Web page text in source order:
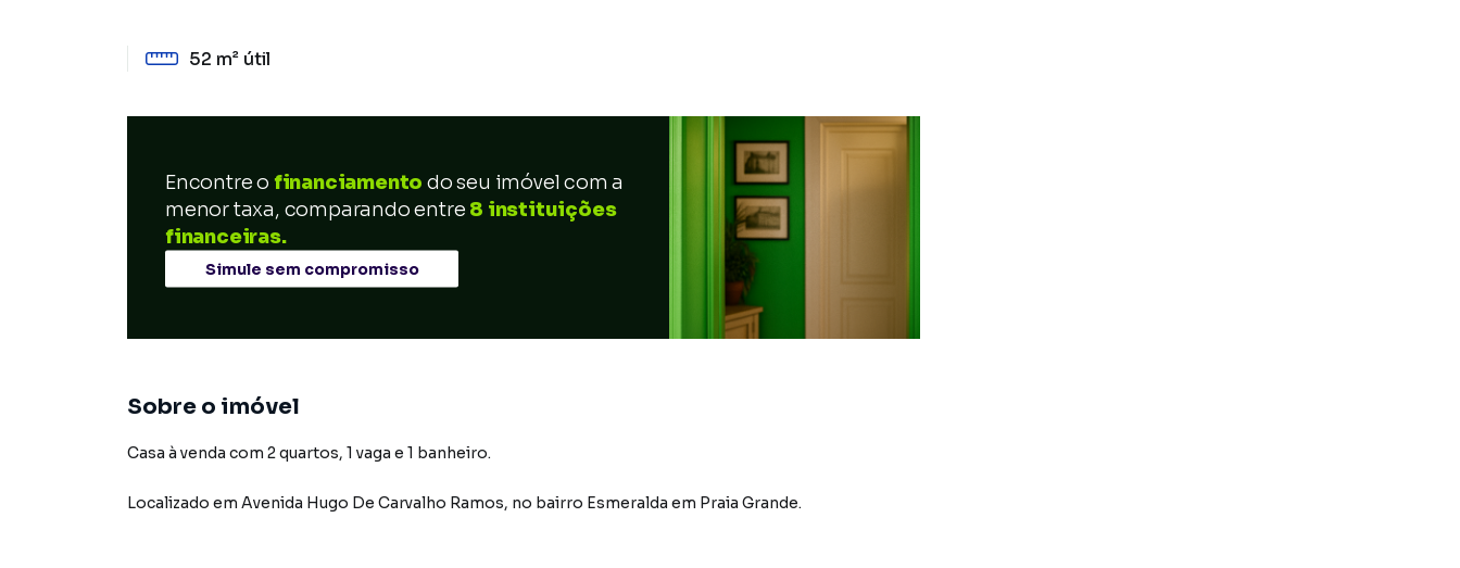
52 m² útil
Encontre o financiamento do seu imóvel com a
menor taxa, comparando entre 8 instituições
financeiras.
Simule sem compromisso
Sobre o imóvel
Casa à venda com 2 quartos, 1 vaga e 1 banheiro.
Localizado em Avenida Hugo De Carvalho Ramos, no bairro Esmeralda em Praia Grande.